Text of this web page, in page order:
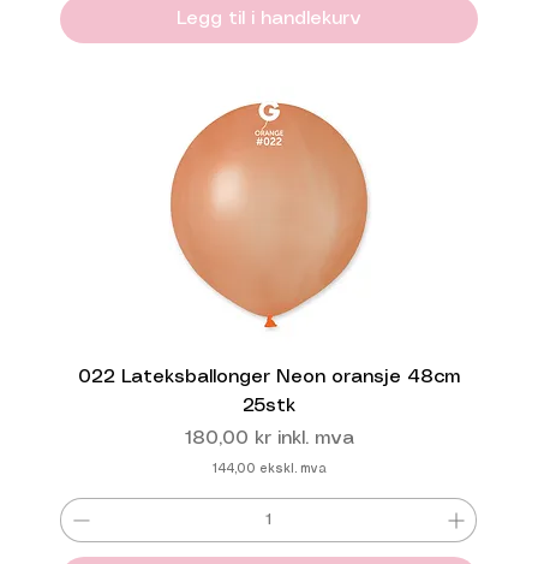
Legg til i handlekurv
022 Lateksballonger Neon oransje 48cm
25stk
Pris
180,00 kr inkl. mva
144,00 ekskl. mva